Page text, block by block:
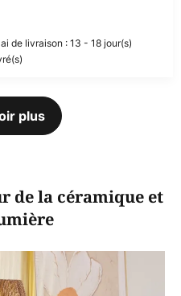
de livraison : 13 - 18 jour(s)
plus
de la céramique et